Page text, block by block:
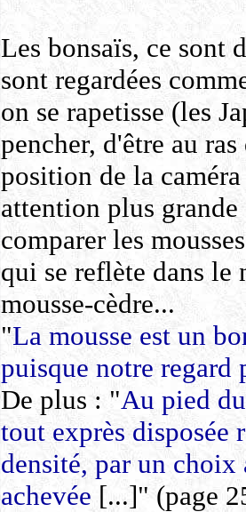
Les bonsaïs, ce sont
sont regardées
on se rapetisse (les
pencher, d'être au
position de la
attention plus
comparer les
qui se reflète dans le
mousse-cèdre...
"La mousse est un
puisque notre regard
De plus : "Au pied
tout exprès disposée
densité, par un choix
achevée [...]" (page